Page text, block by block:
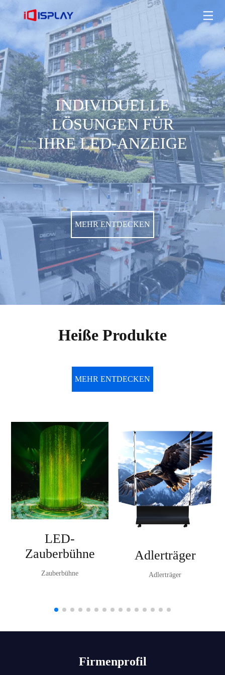
INDIVIDUELLE
LÖSUNGEN FÜR
IHRE LED-ANZEIGE
MEHR ENTDECKEN
INDIVIDUELLE LÖSUNGEN FÜR IHRE LED-ANZEIGE
MEHR ENTDECKEN
Heiße Produkte
MEHR ENTDECKEN
LED-
Zauberbühne
Zauberbühne
Adlerträger
Adlerträger
Firmenprofil